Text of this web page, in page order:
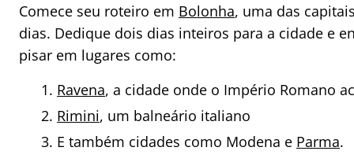
Comece seu roteiro em Bolonha, uma das
dias. Dedique dois dias inteiros para a cidade e
pisar em lugares como:
Ravena, a cidade onde o Império Romano
Rimini, um balneário italiano
E também cidades como Modena e Parma.